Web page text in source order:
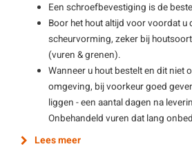
Een schroefbevestiging is de
Boor het hout altijd voor voordat
scheurvorming, zeker bij
(vuren & grenen).
Wanneer u hout bestelt en dit niet
omgeving, bij voorkeur goed
liggen - een aantal dagen na
Onbehandeld vuren dat lang
Lees meer